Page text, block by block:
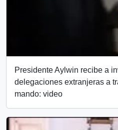
Presidente Aylwin recibe a
delegaciones extranjeras a
mando: video